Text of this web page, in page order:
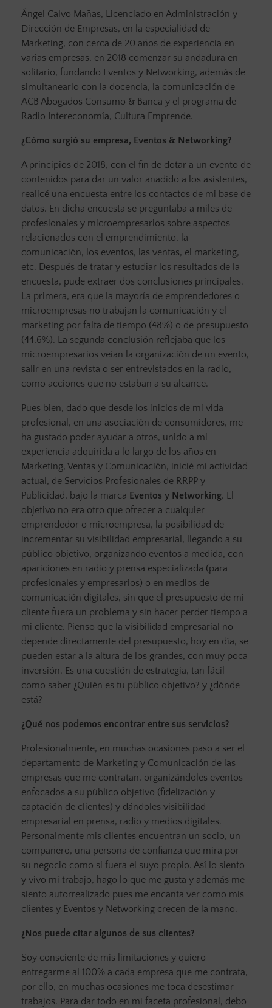
Ángel Calvo Mañas, Licenciado en Administración y
Dirección de Empresas, en la especialidad de
Marketing, con cerca de 20 años de experiencia en
varias empresas, en 2018 comenzar su andadura en
solitario, fundando Eventos y Networking, además de
simultanearlo con la docencia, la comunicación de
ACB Abogados Consumo & Banca y el programa de
Radio Intereconomía, Cultura Emprende.
¿Cómo surgió su empresa, Eventos & Networking?
A principios de 2018, con el fin de dotar a un evento de
contenidos para dar un valor añadido a los asistentes,
realicé una encuesta entre los contactos de mi base de
datos. En dicha encuesta se preguntaba a miles de
profesionales y microempresarios sobre aspectos
relacionados con el emprendimiento, la
comunicación, los eventos, las ventas, el marketing,
etc. Después de tratar y estudiar los resultados de la
encuesta, pude extraer dos conclusiones principales.
La primera, era que la mayoría de emprendedores o
microempresas no trabajan la comunicación y el
marketing por falta de tiempo (48%) o de presupuesto
(44,6%). La segunda conclusión reflejaba que los
microempresarios veían la organización de un evento,
salir en una revista o ser entrevistados en la radio,
como acciones que no estaban a su alcance.
Pues bien, dado que desde los inicios de mi vida
profesional, en una asociación de consumidores, me
ha gustado poder ayudar a otros, unido a mi
experiencia adquirida a lo largo de los años en
Marketing, Ventas y Comunicación, inicié mi actividad
actual, de Servicios Profesionales de RRPP y
Publicidad, bajo la marca Eventos y Networking. El
objetivo no era otro que ofrecer a cualquier
emprendedor o microempresa, la posibilidad de
incrementar su visibilidad empresarial, llegando a su
público objetivo, organizando eventos a medida, con
apariciones en radio y prensa especializada (para
profesionales y empresarios) o en medios de
comunicación digitales, sin que el presupuesto de mi
cliente fuera un problema y sin hacer perder tiempo a
mi cliente. Pienso que la visibilidad empresarial no
depende directamente del presupuesto, hoy en día, se
pueden estar a la altura de los grandes, con muy poca
inversión. Es una cuestión de estrategia, tan fácil
como saber ¿Quién es tu público objetivo? y ¿dónde
está?
¿Qué nos podemos encontrar entre sus servicios?
Profesionalmente, en muchas ocasiones paso a ser el
departamento de Marketing y Comunicación de las
empresas que me contratan, organizándoles eventos
enfocados a su público objetivo (fidelización y
captación de clientes) y dándoles visibilidad
empresarial en prensa, radio y medios digitales.
Personalmente mis clientes encuentran un socio, un
compañero, una persona de confianza que mira por
su negocio como si fuera el suyo propio. Así lo siento
y vivo mi trabajo, hago lo que me gusta y además me
siento autorrealizado pues me encanta ver como mis
clientes y Eventos y Networking crecen de la mano.
¿Nos puede citar algunos de sus clientes?
Soy consciente de mis limitaciones y quiero
entregarme al 100% a cada empresa que me contrata,
por ello, en muchas ocasiones me toca desestimar
trabajos. Para dar todo en mi faceta profesional, debo